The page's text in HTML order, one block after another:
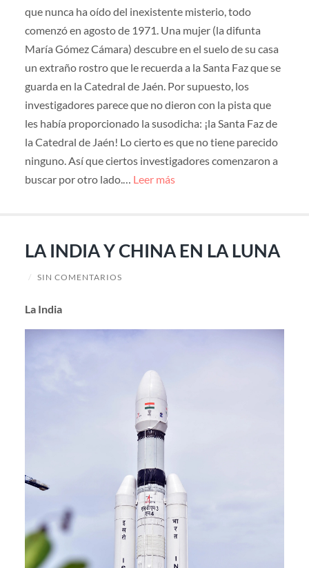
que nunca ha oído del inexistente misterio, todo
comenzó en agosto de 1971. Una mujer (la difunta
María Gómez Cámara) descubre en el suelo de su casa
un extraño rostro que le recuerda a la Santa Faz que se
guarda en la Catedral de Jaén. Por supuesto, los
investigadores parece que no dieron con la pista que
les había proporcionado la susodicha: ¡la Santa Faz de
la Catedral de Jaén! Lo cierto es que no tiene parecido
ninguno. Así que ciertos investigadores comenzaron a
buscar por otro lado.… Leer más
LA INDIA Y CHINA EN LA LUNA
/ SIN COMENTARIOS
La India